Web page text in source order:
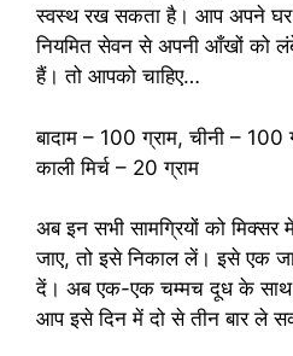
स्वस्थ रख सकता है। आप अपने
नियमित सेवन से अपनी आँखों को
हैं। तो आपको चाहिए…
बादाम – 100 ग्राम, चीनी – 100
काली मिर्च – 20 ग्राम
अब इन सभी सामग्रियों को
जाए, तो इसे निकाल लें। इसे एक
दें। अब एक-एक चम्मच दूध के साथ
आप इसे दिन में दो से तीन बार ले